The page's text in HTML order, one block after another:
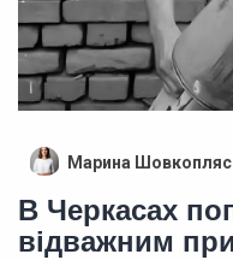
Марина Шовкопляс
В Черкасах
відважним